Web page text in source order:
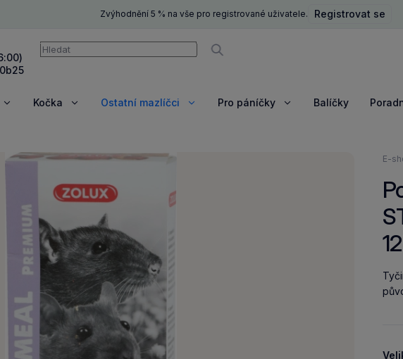
Zvýhodnění 5 % na vše pro registrované uživatele. Registrovat se
Vyhledávání
Vyhledávat
ZobrazitKočka
ZobrazitOstatní mazlíčci
ZobrazitPro páníčky
ZobrazitBalíčky
zde:
E-